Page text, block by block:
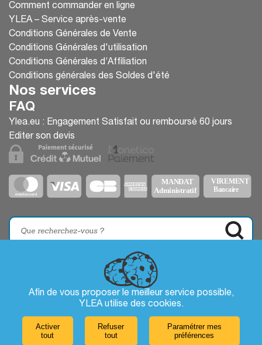
Afin de vous proposer le meilleur service possible,
YLEA utilise des cookies.
Activer
tout
Refuser
tout
Paramétrer mes
préférences
Comment commander en ligne
YLEA – Service après-vente
Conditions Générales de Vente
Conditions Générales d'utilisation
Conditions Générales d’Affiliation
Conditions générales des Soldes d'été
Nos services
FAQ
Ylea.eu : Engagement Satisfait ou remboursé 60 jours
Editer son devis